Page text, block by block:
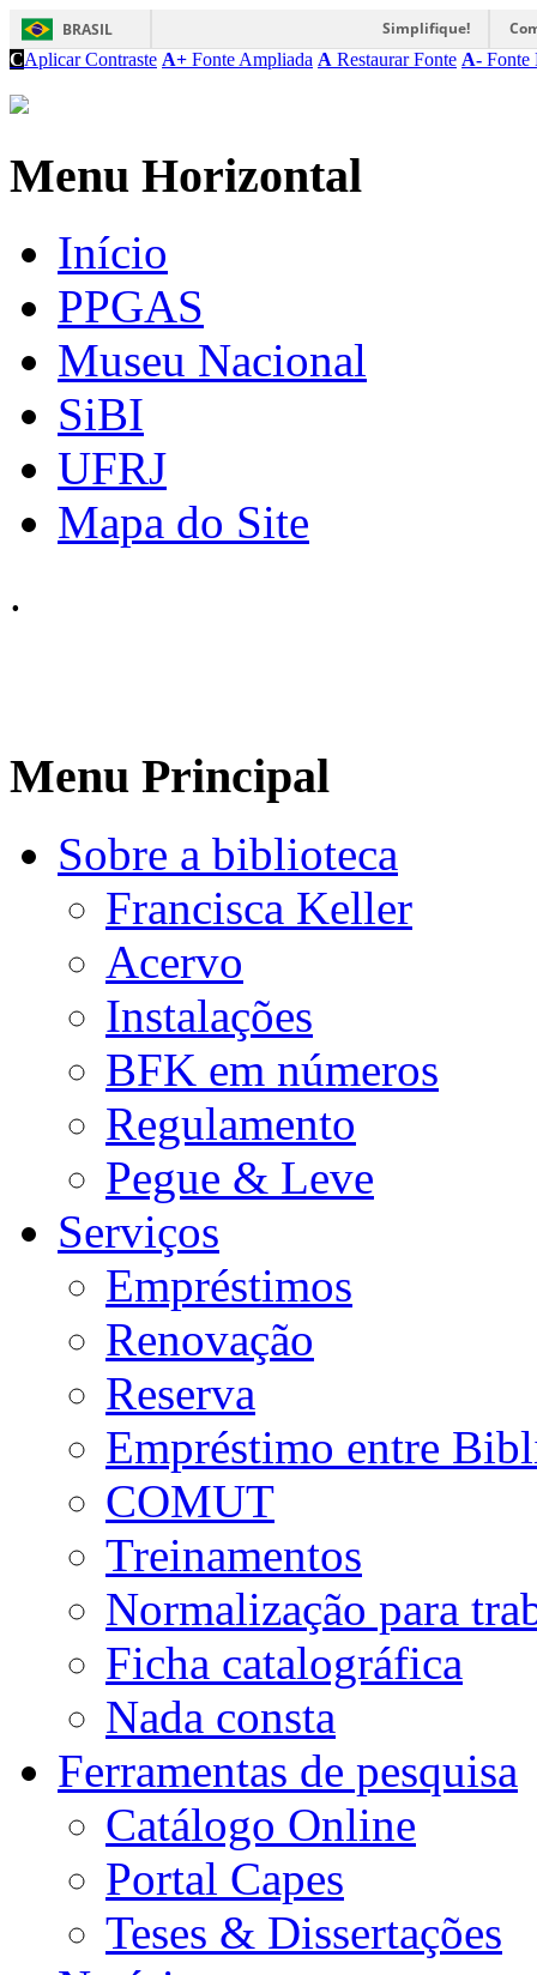
BRASIL Simplifique!
CAplicar Contraste A+ Fonte Ampliada A Restaurar Fonte A- Fonte
Menu Horizontal
Início
PPGAS
Museu Nacional
SiBI
UFRJ
Mapa do Site
.
Menu Principal
Sobre a biblioteca
Francisca Keller
Acervo
Instalações
BFK em números
Regulamento
Pegue & Leve
Serviços
Empréstimos
Renovação
Reserva
Empréstimo entre
COMUT
Treinamentos
Normalização para
Ficha catalográfica
Nada consta
Ferramentas de pesquisa
Catálogo Online
Portal Capes
Teses & Dissertações